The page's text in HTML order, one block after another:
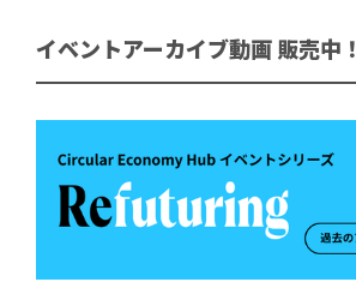
イベントアーカイブ動画 販売中！